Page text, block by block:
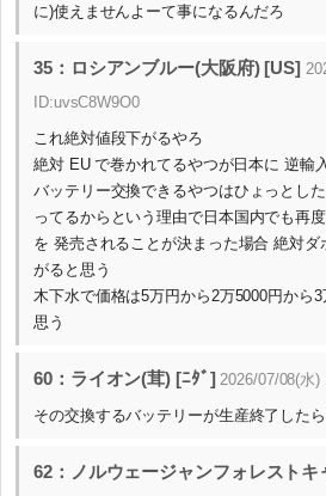
に)使えませんよーて事になるんだろ
35：ロシアンブルー(大阪府) [US]
ID:uvsC8W9O0
これ絶対値段下がるやろ
絶対 EU で巻かれてるやつが日本に 逆輸
バッテリー交換できるやつはひょっとし
ってるからという理由で日本国内でも再
を 発売されることが決まった場合 絶対
がると思う
木下水で価格は5万円から2万5000円から
思う
60：ライオン(茸) [ﾆﾀﾞ] 2026/07/08(水
その交換するバッテリーが生産終了した
62：ノルウェージャンフォレストキ